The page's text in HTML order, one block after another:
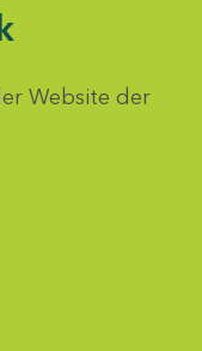
Website der
auswählen